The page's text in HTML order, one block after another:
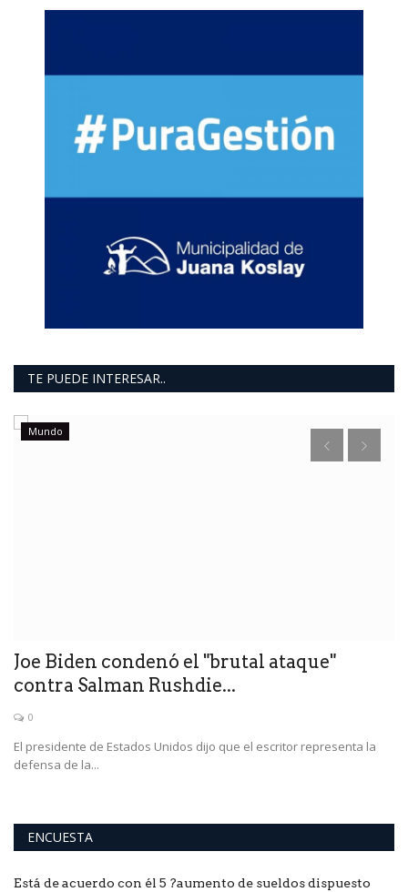
TE PUEDE INTERESAR..
Mundo
Joe Biden condenó el "brutal ataque"
contra Salman Rushdie...
0
El presidente de Estados Unidos dijo que el escritor representa la
defensa de la...
ENCUESTA
Está de acuerdo con él 5 ?aumento de sueldos dispuesto